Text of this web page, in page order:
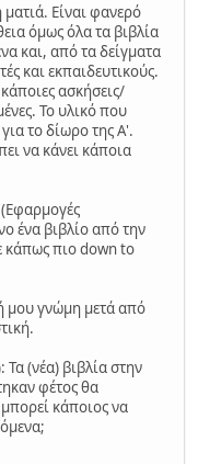
Είναι φανερό
όμως όλα τα βιβλία
και, από τα δείγματα
και εκπαιδευτικούς.
ασκήσεις/
Το υλικό που
το δίωρο της Α'.
να κάνει κάποια
(Εφαρμογές
ένα βιβλίο από την
κάπως πιο down to
μου γνώμη μετά από
(νέα) βιβλία στην
φέτος θα
κάποιος να